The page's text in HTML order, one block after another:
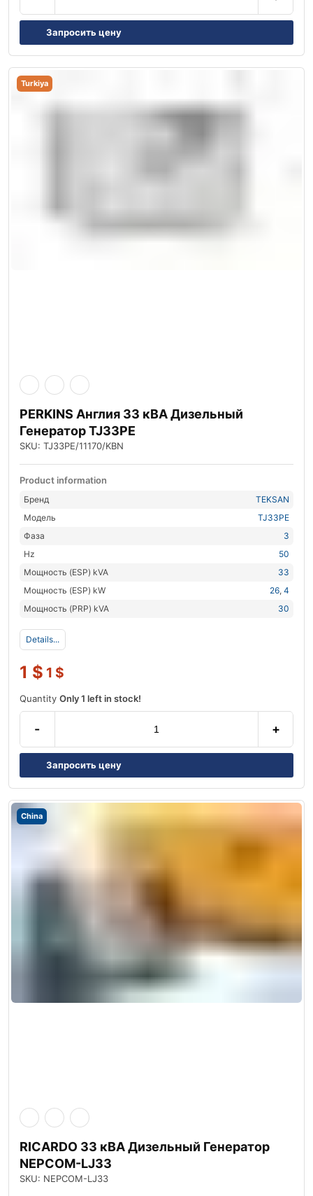
Запросить цену
Turkiya
PERKINS Англия 33 кВА Дизельный
Генератор TJ33PE
SKU: TJ33PE/11170/KBN
Product information
Бренд
TEKSAN
Модель
TJ33PE
Фаза
3
Hz
50
Мощность (ESP) kVA
33
Мощность (ESP) kW
26, 4
Мощность (PRP) kVA
30
Details...
1 $ 1 $
Quantity Only 1 left in stock!
- +
Запросить цену
China
RICARDO 33 кВА Дизельный Генератор
NEPCOM-LJ33
SKU: NEPCOM-LJ33